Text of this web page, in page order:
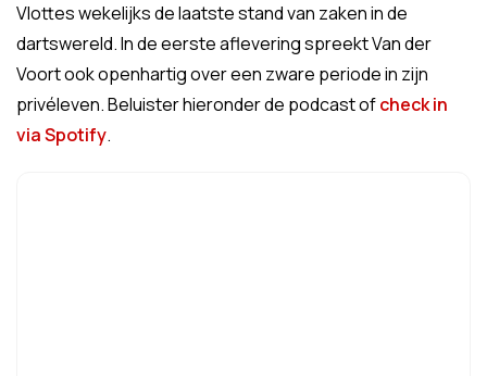
Vlottes wekelijks de laatste stand van zaken in de
dartswereld. In de eerste aflevering spreekt Van der
Voort ook openhartig over een zware periode in zijn
privéleven. Beluister hieronder de podcast ofcheck in
via Spotify.